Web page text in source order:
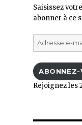
Saisissez
abonner à ce
Adresse
e-
ABONNEZ-
Rejoignez les